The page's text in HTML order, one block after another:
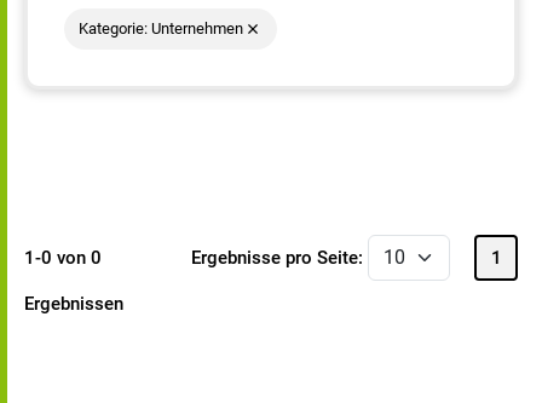
Kategorie: Unternehmen
1-0 von 0
Ergebnissen
Ergebnisse pro Seite: 1